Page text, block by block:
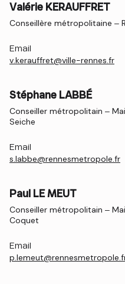
Valérie KERAUFFRET
Conseillère métropolitaine –
Email
v.kerauffret@ville-rennes.fr
Stéphane LABBÉ
Conseiller métropolitain –
Seiche
Email
s.labbe@rennesmetropole.fr
Paul LE MEUT
Conseiller métropolitain –
Coquet
Email